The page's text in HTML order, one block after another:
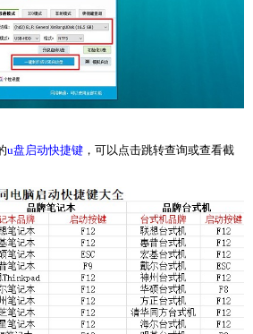
u盘启动快捷键 ，可以点击跳转查询或查看截